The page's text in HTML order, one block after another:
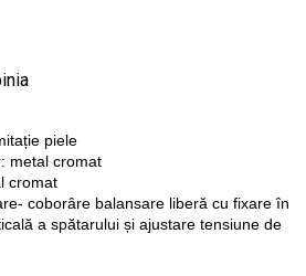
piele
metal cromat
cromat
coborâre balansare liberă cu fixare în
a spătarului și ajustare tensiune de